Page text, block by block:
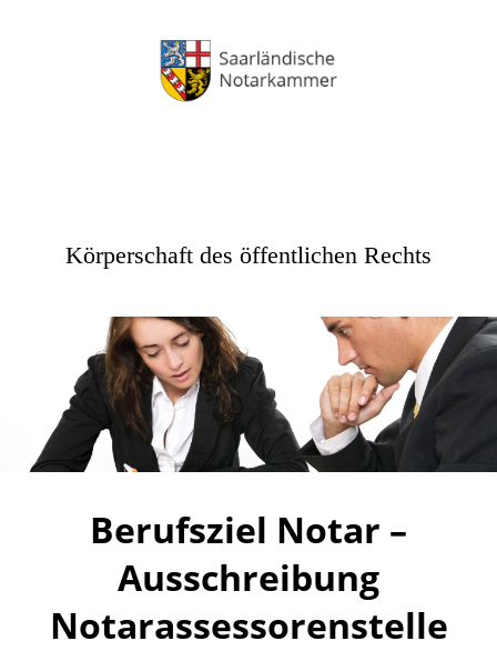
Körperschaft des öffentlichen Rechts
Berufsziel Notar –
Ausschreibung
Notarassessorenstelle